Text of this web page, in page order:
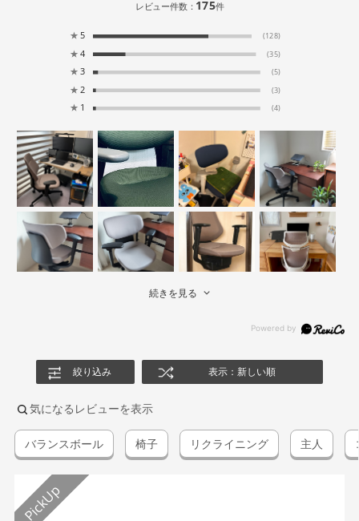
レビュー件数： 175件
★ 5 (128)
★ 4 (35)
★ 3 (5)
★ 2 (3)
★ 1 (4)
続きを見る
絞り込み 表示：新しい順
気になるレビューを表示
バランスボール 椅子 リクライニング 主人